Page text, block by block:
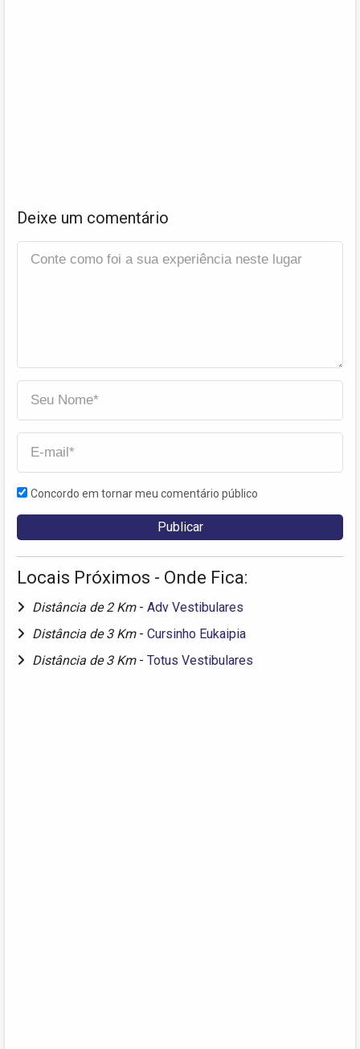
Deixe um comentário
Concordo em tornar meu comentário público
Locais Próximos - Onde Fica:
Distância de 2 Km - Adv Vestibulares
Distância de 3 Km - Cursinho Eukaipia
Distância de 3 Km - Totus Vestibulares